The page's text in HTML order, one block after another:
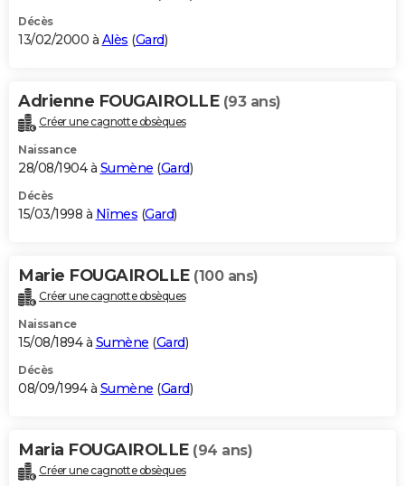
Décès
13/02/2000 à Alès (Gard)
Adrienne FOUGAIROLLE (93 ans)
Créer une cagnotte obsèques
Naissance
28/08/1904 à Sumène (Gard)
Décès
15/03/1998 à Nîmes (Gard)
Marie FOUGAIROLLE (100 ans)
Créer une cagnotte obsèques
Naissance
15/08/1894 à Sumène (Gard)
Décès
08/09/1994 à Sumène (Gard)
Maria FOUGAIROLLE (94 ans)
Créer une cagnotte obsèques